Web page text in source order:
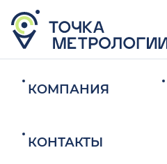
КОМПАНИЯ
КОНТАКТЫ